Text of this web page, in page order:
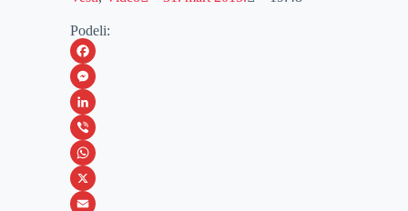
Podeli:
F
a
c
e
b
o
M
e
s
s
e
L
i
n
k
V
i
b
W
h
X